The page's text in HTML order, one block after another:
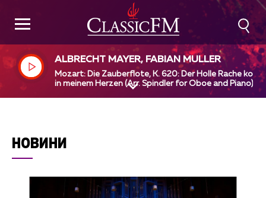
ALBRECHT MAYER, FABIAN MULLER
Mozart: Die Zauberflote, K. 620: Der Holle Rache kocht
in meinem Herzen (Arr. Spindler for Oboe and Piano)
НОВИНИ